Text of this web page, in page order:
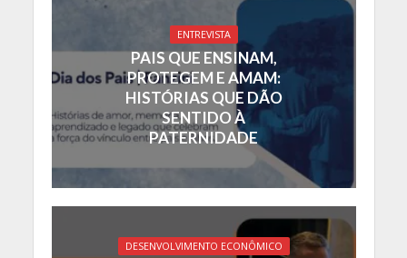
ENTREVISTA
PAIS QUE ENSINAM,
PROTEGEM E AMAM:
HISTÓRIAS QUE DÃO
SENTIDO À
PATERNIDADE
DESENVOLVIMENTO ECONÔMICO